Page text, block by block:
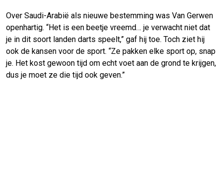
Over Saudi-Arabië als nieuwe bestemming was Van Gerwen
openhartig. “Het is een beetje vreemd… je verwacht niet dat
je in dit soort landen darts speelt,” gaf hij toe. Toch ziet hij
ook de kansen voor de sport. “Ze pakken elke sport op, snap
je. Het kost gewoon tijd om echt voet aan de grond te krijgen,
dus je moet ze die tijd ook geven.”